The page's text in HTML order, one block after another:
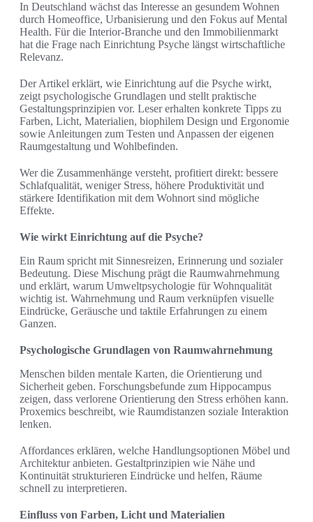
In Deutschland wächst das Interesse an gesundem Wohnen
durch Homeoffice, Urbanisierung und den Fokus auf Mental
Health. Für die Interior-Branche und den Immobilienmarkt
hat die Frage nach Einrichtung Psyche längst wirtschaftliche
Relevanz.
Der Artikel erklärt, wie Einrichtung auf die Psyche wirkt,
zeigt psychologische Grundlagen und stellt praktische
Gestaltungsprinzipien vor. Leser erhalten konkrete Tipps zu
Farben, Licht, Materialien, biophilem Design und Ergonomie
sowie Anleitungen zum Testen und Anpassen der eigenen
Raumgestaltung und Wohlbefinden.
Wer die Zusammenhänge versteht, profitiert direkt: bessere
Schlafqualität, weniger Stress, höhere Produktivität und
stärkere Identifikation mit dem Wohnort sind mögliche
Effekte.
Wie wirkt Einrichtung auf die Psyche?
Ein Raum spricht mit Sinnesreizen, Erinnerung und sozialer
Bedeutung. Diese Mischung prägt die Raumwahrnehmung
und erklärt, warum Umweltpsychologie für Wohnqualität
wichtig ist. Wahrnehmung und Raum verknüpfen visuelle
Eindrücke, Geräusche und taktile Erfahrungen zu einem
Ganzen.
Psychologische Grundlagen von Raumwahrnehmung
Menschen bilden mentale Karten, die Orientierung und
Sicherheit geben. Forschungsbefunde zum Hippocampus
zeigen, dass verlorene Orientierung den Stress erhöhen kann.
Proxemics beschreibt, wie Raumdistanzen soziale Interaktion
lenken.
Affordances erklären, welche Handlungsoptionen Möbel und
Architektur anbieten. Gestaltprinzipien wie Nähe und
Kontinuität strukturieren Eindrücke und helfen, Räume
schnell zu interpretieren.
Einfluss von Farben, Licht und Materialien